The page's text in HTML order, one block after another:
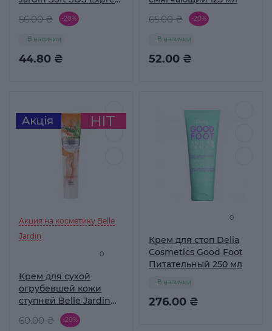
Help, 100 мл
56.00 ₴ -20%
44.80 ₴
В наличии
65.00 ₴ -20%
52.00 ₴
В наличии
0
Акция на косметику Belle
Jardin
Крем для сухой
огрубевшей кожи
ступней Belle Jardin
Foot Cream
интенсивно-
60.00 ₴ -20%
0
Крем для стоп Delia
Cosmetics Good Foot
Питательный 250 мл
276.00 ₴
В наличии